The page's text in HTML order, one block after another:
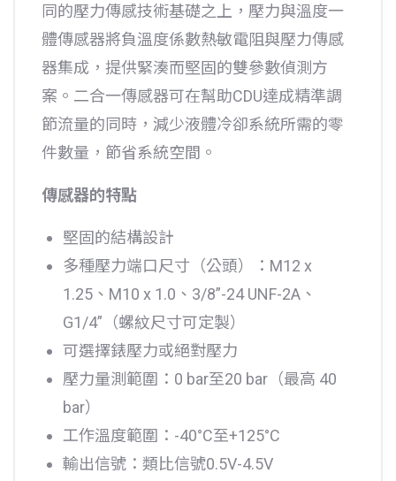
同的壓力傳感技術基礎之上，壓力與溫度一
體傳感器將負溫度係數熱敏電阻與壓力傳感
器集成，提供緊湊而堅固的雙參數偵測方
案。二合一傳感器可在幫助CDU達成精準調
節流量的同時，減少液體冷卻系統所需的零
件數量，節省系統空間。
傳感器的特點
堅固的結構設計
多種壓力端口尺寸（公頭）：M12 x
1.25、M10 x 1.0、3/8”-24 UNF-2A、
G1/4”（螺紋尺寸可定製）
可選擇錶壓力或絕對壓力
壓力量測範圍：0 bar至20 bar（最高 40
bar）
工作溫度範圍：-40°C至+125°C
輸出信號：類比信號0.5V-4.5V